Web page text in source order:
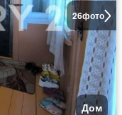
26фото
Дом